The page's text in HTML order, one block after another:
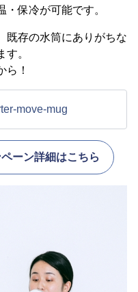
・保冷が可能です。
既存の水筒にありがちな
。
ら！
move-mug
ーン詳細はこちら